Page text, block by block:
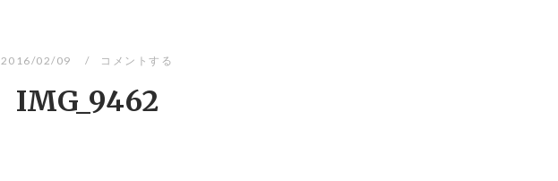
2016/02/09 コメントする
IMG_9462